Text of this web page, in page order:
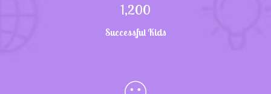
1,200
Successful Kids